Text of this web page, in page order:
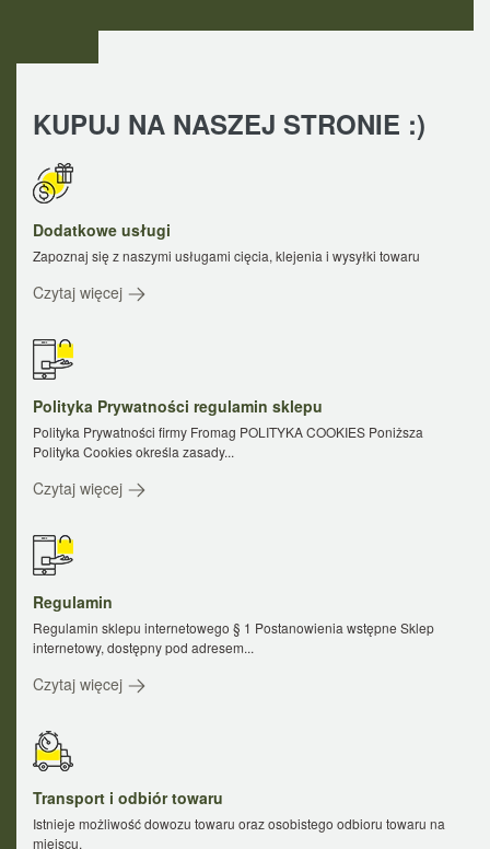
KUPUJ NA NASZEJ STRONIE :)
Dodatkowe usługi
Zapoznaj się z naszymi usługami cięcia, klejenia i wysyłki towaru
Czytaj więcej
Polityka Prywatności regulamin sklepu
Polityka Prywatności firmy Fromag POLITYKA COOKIES Poniższa
Polityka Cookies określa zasady...
Czytaj więcej
Regulamin
Regulamin sklepu internetowego § 1 Postanowienia wstępne Sklep
internetowy, dostępny pod adresem...
Czytaj więcej
Transport i odbiór towaru
Istnieje możliwość dowozu towaru oraz osobistego odbioru towaru na
miejscu.